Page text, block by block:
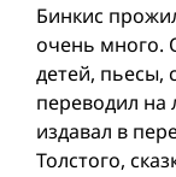
Бинкис
очень много.
детей, пьесы,
переводил на
издавал в
Толстого,